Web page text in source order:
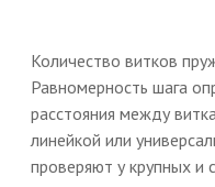
Количество витков
Равномерность шага
расстояния между
линейкой или
проверяют у крупных и